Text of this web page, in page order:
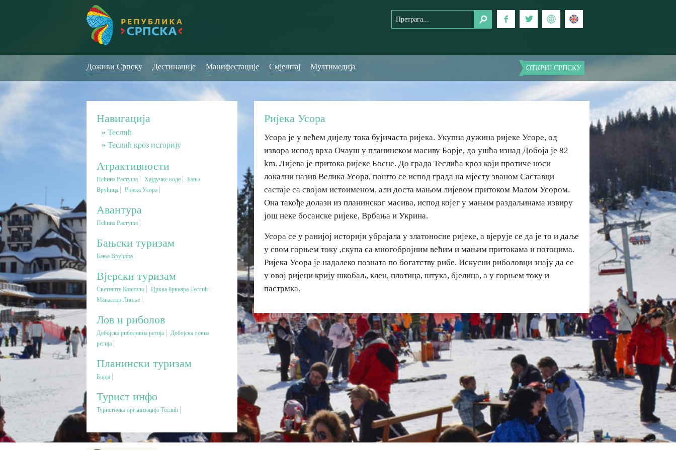
Доживи Српску Дестинације Манифестације Смјештај Мултимедија ОТКРИЈ СРПСКУ
Навигација
Теслић
Теслић кроз историју
Атрактивности
Пећина Растуша Хајдучке воде
Бања
Врућица
Ријека Усора
Авантура
Пећина Растуша
Бањски туризам
Бања Врућица
Вјерски туризам
Светиште Конџило
Црква брвнара Теслић
Maнастир Липље
Лов и риболов
Добојска риболовна регија
Добојска ловна
регија
Планински туризам
Борја
Турист инфо
Туристичка организација Теслић
Ријека Усора
Усора је у већем дијелу тока бујичаста ријека. Укупна дужина ријеке Усоре, од
извора испод врха Очауш у планинском масиву Борје, до ушћа изнад Добоја је 82
km. Лијева је притока ријеке Босне. До града Теслића кроз који протиче носи
локални назив Велика Усора, пошто се испод града на мјесту званом Саставци
састаје са својом истоименом, али доста мањом лијевом притоком Малом Усором.
Она такође долази из планинског масива, испод којег у мањим раздаљинама извиру
још неке босанске ријеке, Врбања и Укрина.
Усора се у ранијој историји убрајала у златоносне ријеке, а вјерује се да је то и даље
у свом горњем току ,скупа са многобројним већим и мањим притокама и потоцима.
Ријека Усора је надалеко позната по богатству рибе. Искусни риболовци знају да се
у овој ријеци крију шкобаљ, клен, плотица, штука, бјелица, а у горњем току и
пастрмка.